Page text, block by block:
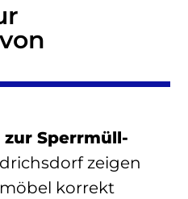
zur Sperrmüll-
zeigen
korrekt